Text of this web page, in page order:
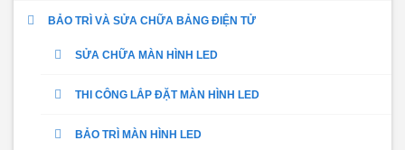
BẢO TRÌ VÀ SỬA CHỮA BẢNG ĐIỆN TỬ
SỬA CHỮA MÀN HÌNH LED
THI CÔNG LẮP ĐẶT MÀN HÌNH LED
BẢO TRÌ MÀN HÌNH LED